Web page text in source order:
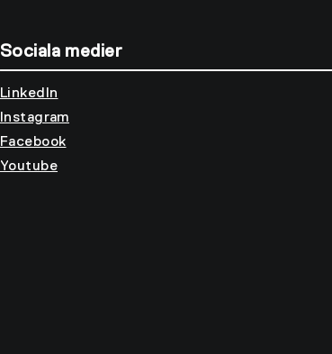
Sociala medier
LinkedIn
Instagram
Facebook
Youtube